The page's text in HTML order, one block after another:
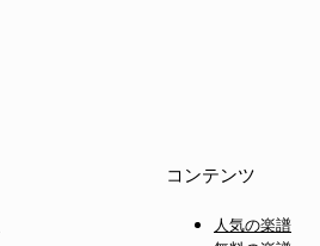
コンテンツ
人気の楽譜